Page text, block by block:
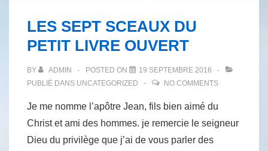
LES SEPT SCEAUX DU
PETIT LIVRE OUVERT
BY ADMIN POSTED ON
19 SEPTEMBRE 2016
PUBLIÉ DANS UNCATEGORIZED NO COMMENTS
Je me nomme l’apôtre Jean, fils bien aimé du
Christ et ami des hommes. je remercie le seigneur
Dieu du privilège que j’ai de vous parler des